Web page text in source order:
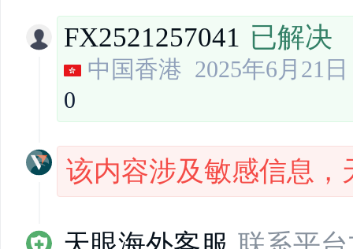
FX2521257041 已解决
中国香港 2025年6月21
0
该内容涉及敏感信息，